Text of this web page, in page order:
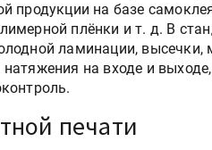
продукции на базе
плёнки и т. д. В
ламинации, высечки,
на входе и
печати
УФ-
запущен